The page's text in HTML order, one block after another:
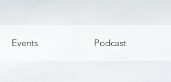
Events Podcast